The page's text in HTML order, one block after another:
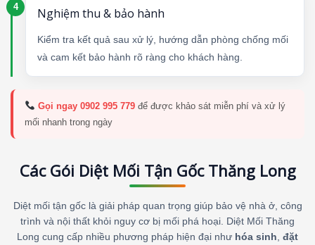
Nghiệm thu & bảo hành
Kiểm tra kết quả sau xử lý, hướng dẫn phòng chống mối
và cam kết bảo hành rõ ràng cho khách hàng.
Gọi ngay 0902 995 779để được khảo sát miễn phí và xử lý
mối nhanh trong ngày
Các Gói Diệt Mối Tận Gốc Thăng Long
Diệt mối tận gốc là giải pháp quan trọng giúp bảo vệ nhà ở, công
trình và nội thất khỏi nguy cơ bị mối phá hoại. Diệt Mối Thăng
Long cung cấp nhiều phương pháp hiện đại như hóa sinh đặt